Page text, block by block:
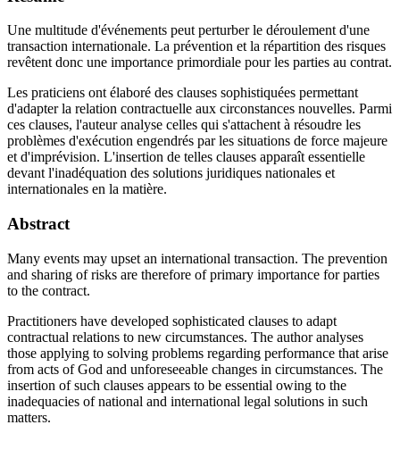
Une multitude d'événements peut perturber le déroulement d'une
transaction internationale. La prévention et la répartition des risques
revêtent donc une importance primordiale pour les parties au contrat.
Les praticiens ont élaboré des clauses sophistiquées permettant
d'adapter la relation contractuelle aux circonstances nouvelles. Parmi
ces clauses, l'auteur analyse celles qui s'attachent à résoudre les
problèmes d'exécution engendrés par les situations de force majeure
et d'imprévision. L'insertion de telles clauses apparaît essentielle
devant l'inadéquation des solutions juridiques nationales et
internationales en la matière.
Abstract
Many events may upset an international transaction. The prevention
and sharing of risks are therefore of primary importance for parties
to the contract.
Practitioners have developed sophisticated clauses to adapt
contractual relations to new circumstances. The author analyses
those applying to solving problems regarding performance that arise
from acts of God and unforeseeable changes in circumstances. The
insertion of such clauses appears to be essential owing to the
inadequacies of national and international legal solutions in such
matters.